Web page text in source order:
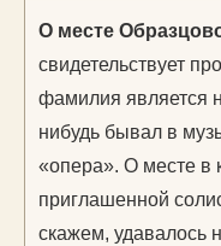
О месте
свидетельствует
фамилия является
нибудь бывал в
«опера». О месте в
приглашенной
скажем, удавалось